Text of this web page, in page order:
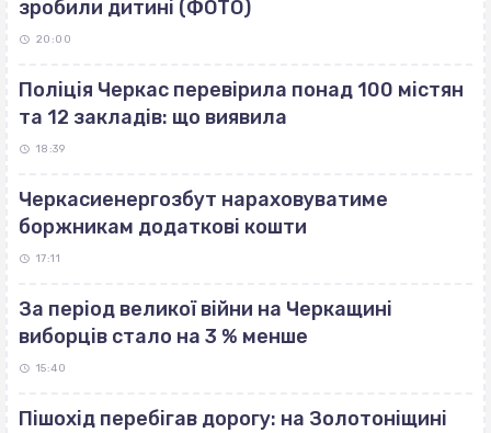
зробили дитині (ФОТО)
20:00
Поліція Черкас перевірила понад 100 містян
та 12 закладів: що виявила
18:39
Черкасиенергозбут нараховуватиме
боржникам додаткові кошти
17:11
За період великої війни на Черкащині
виборців стало на 3 % менше
15:40
Пішохід перебігав дорогу: на Золотоніщині